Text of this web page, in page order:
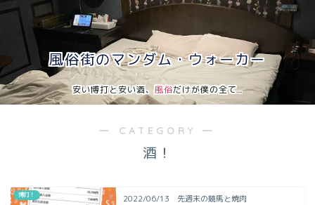
風俗街のマンダム・ウォーカー
安い博打と安い酒、風俗だけが僕の全て…
― CATEGORY ―
酒！
博打！ 2022/06/13 先週末の競馬と焼肉